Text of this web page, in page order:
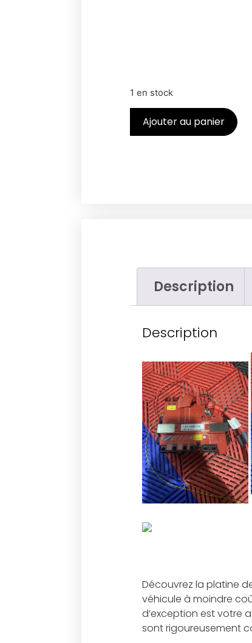
1 en stock
Ajouter au panier
Description
Description
Découvrez la platine
véhicule à moindre
d’exception est votre
sont rigoureusement